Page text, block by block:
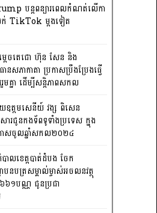
បន្តពន្យារពេលកំណត់លើកា
TikTok ម្តងទៀត
េចតេជោ ហ៊ុន សែន និង
ានសភាកាតា ប្រកាសប្រឹងប្រែងធ្វើ
រួមគ្នា ដើម្បីសន្តិភាពសកល
ឧត្តមសេនីយ៍ វង្ស ពិសេន
សារជូនកងទ័ពទូទាំងប្រទេស ក្នុង
សចូលឆ្នាំសកល២០២៤
ាលខេត្តបាត់ដំបង ចែក
ាបនបត្រសម្គាល់ម្ចាស់អចលនវត្ថុ
៦១បណ្ណ ជូនប្រជា